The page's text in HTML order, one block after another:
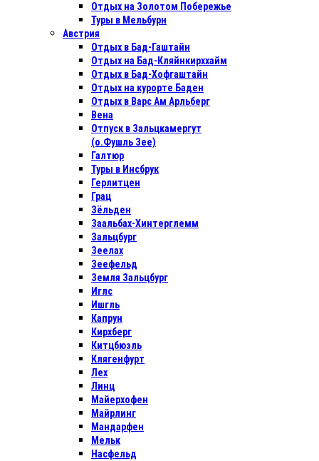
Отдых на Золотом Побережье
Туры в Мельбурн
Австрия
Отдых в Бад-Гаштайн
Отдых на Бад-Кляйнкирххайм
Отдых в Бад-Хофгаштайн
Отдых на курорте Баден
Отдых в Варс Ам Арльберг
Вена
Отпуск в Зальцкамергут
(о.Фушль Зее)
Галтюр
Туры в Инсбрук
Герлитцен
Грац
Зёльден
Заальбах-Хинтерглемм
Зальцбург
Зеелах
Зеефельд
Земля Зальцбург
Иглс
Ишгль
Капрун
Кирхберг
Китцбюэль
Клягенфурт
Лех
Линц
Майерхофен
Майрлинг
Мандарфен
Мельк
Насфельд